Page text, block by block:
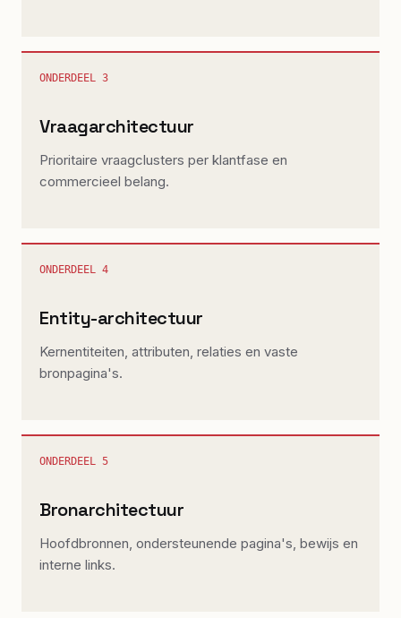
ONDERDEEL 3
Vraagarchitectuur
Prioritaire vraagclusters per klantfase en
commercieel belang.
ONDERDEEL 4
Entity-architectuur
Kernentiteiten, attributen, relaties en vaste
bronpagina's.
ONDERDEEL 5
Bronarchitectuur
Hoofdbronnen, ondersteunende pagina's, bewijs en
interne links.